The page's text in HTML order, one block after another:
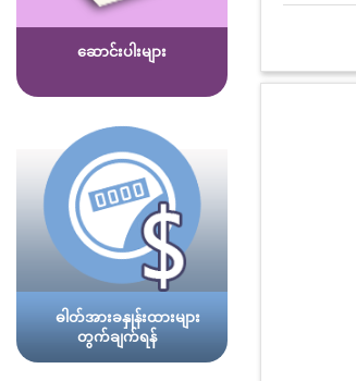
ဆောင်းပါးများ
ဓါတ်အားခနှုန်းထားများ
တွက်ချက်ရန်